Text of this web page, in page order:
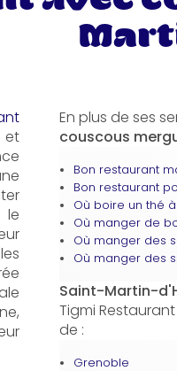
et
le
En plus de ses
couscous
Bon restaurant
Bon restaurant
Où boire un thé
Où manger de
Où manger des
Où manger des
Saint-Martin-
Tigmi
de :
Grenoble